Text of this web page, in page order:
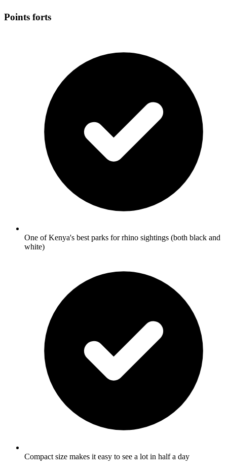
Points forts
One of Kenya's best parks for rhino sightings (both black and
white)
Compact size makes it easy to see a lot in half a day